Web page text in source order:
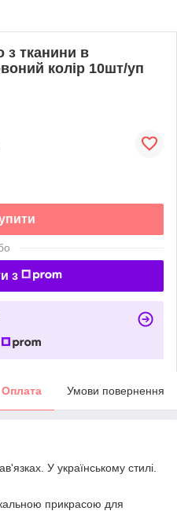
з тканини в
колір 10шт/уп
з
Оплата Умови повернення
У українському стилі.
прикрасою для